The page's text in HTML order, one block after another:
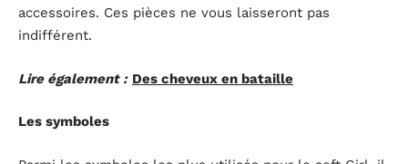
accessoires. Ces pièces ne vous laisseront pas
indifférent.
Lire également : Des cheveux en bataille
Les symboles